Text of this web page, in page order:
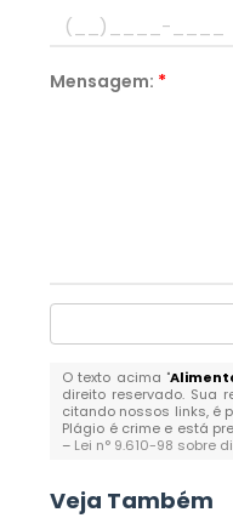
Mensagem: *
O texto acima "
direito reservado. Sua
citando nossos links, é
Plágio é crime e está
– Lei n° 9.610-98 sobre
Veja Também